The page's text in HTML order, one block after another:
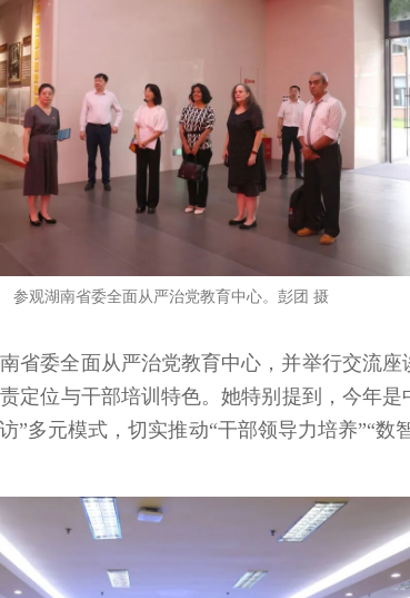
参观湖南省委全面从严治党教育中心。彭团 摄
省委全面从严治党教育中心，并举行交流
定位与干部培训特色。她特别提到，今年
”多元模式，切实推动“干部领导力培养”“数